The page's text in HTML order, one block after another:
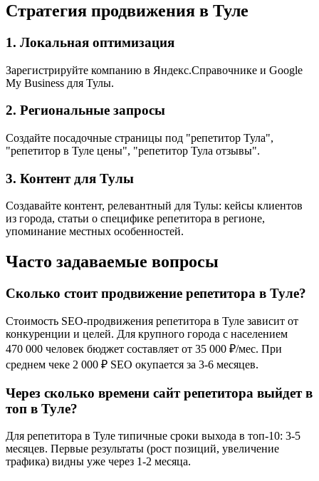
Стратегия продвижения в Туле
1. Локальная оптимизация
Зарегистрируйте компанию в Яндекс.Справочнике и Google
My Business для Тулы.
2. Региональные запросы
Создайте посадочные страницы под "репетитор Тула",
"репетитор в Туле цены", "репетитор Тула отзывы".
3. Контент для Тулы
Создавайте контент, релевантный для Тулы: кейсы клиентов
из города, статьи о специфике репетитора в регионе,
упоминание местных особенностей.
Часто задаваемые вопросы
Сколько стоит продвижение репетитора в Туле?
Стоимость SEO-продвижения репетитора в Туле зависит от
конкуренции и целей. Для крупного города с населением
470 000 человек бюджет составляет от 35 000 ₽/мес. При
среднем чеке 2 000 ₽ SEO окупается за 3-6 месяцев.
Через сколько времени сайт репетитора выйдет в
топ в Туле?
Для репетитора в Туле типичные сроки выхода в топ-10: 3-5
месяцев. Первые результаты (рост позиций, увеличение
трафика) видны уже через 1-2 месяца.